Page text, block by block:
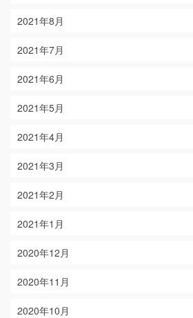
2021年8月
2021年7月
2021年6月
2021年5月
2021年4月
2021年3月
2021年2月
2021年1月
2020年12月
2020年11月
2020年10月